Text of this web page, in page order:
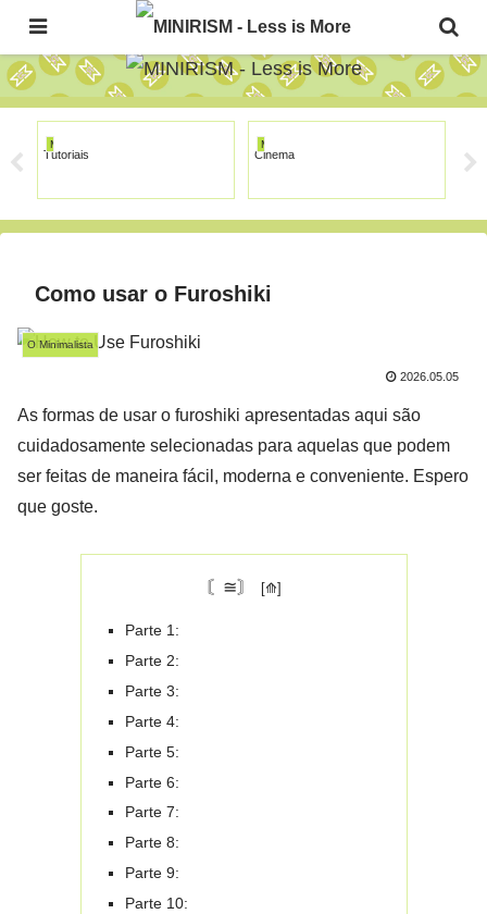
The Japanese Minimalism Art Movement!
MINIRISM
Tutoriais
MINIRISM
Cinema
Como usar o Furoshiki
O Minimalista
2026.05.05
As formas de usar o furoshiki apresentadas aqui são
cuidadosamente selecionadas para aquelas que podem
ser feitas de maneira fácil, moderna e conveniente. Espero
que goste.
〘≅〙
Parte 1:
Parte 2:
Parte 3:
Parte 4:
Parte 5:
Parte 6:
Parte 7:
Parte 8:
Parte 9:
Parte 10: